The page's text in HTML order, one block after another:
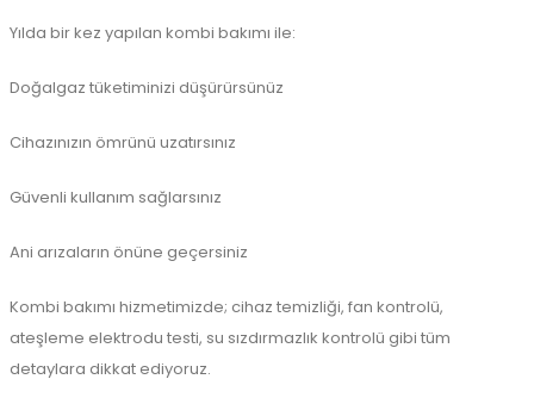
Yılda bir kez yapılan kombi bakımı ile:
Doğalgaz tüketiminizi düşürürsünüz
Cihazınızın ömrünü uzatırsınız
Güvenli kullanım sağlarsınız
Ani arızaların önüne geçersiniz
Kombi bakımı hizmetimizde; cihaz temizliği, fan kontrolü,
ateşleme elektrodu testi, su sızdırmazlık kontrolü gibi tüm
detaylara dikkat ediyoruz.